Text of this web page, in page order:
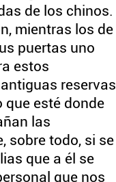
de los chinos.
mientras los de
puertas uno
estos
reservas
que esté donde
las
sobre todo, si se
que a él se
que nos